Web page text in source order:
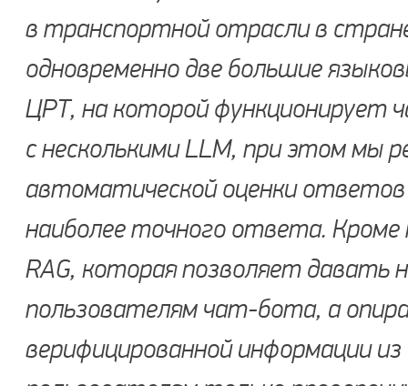
в транспортной отрасли в
одновременно две большие
ЦРТ, на которой
с несколькими LLM, при этом мы
автоматической оценки
наиболее точного ответа.
RAG, которая позволяет
пользователям чат-бота, а
верифицированной информации